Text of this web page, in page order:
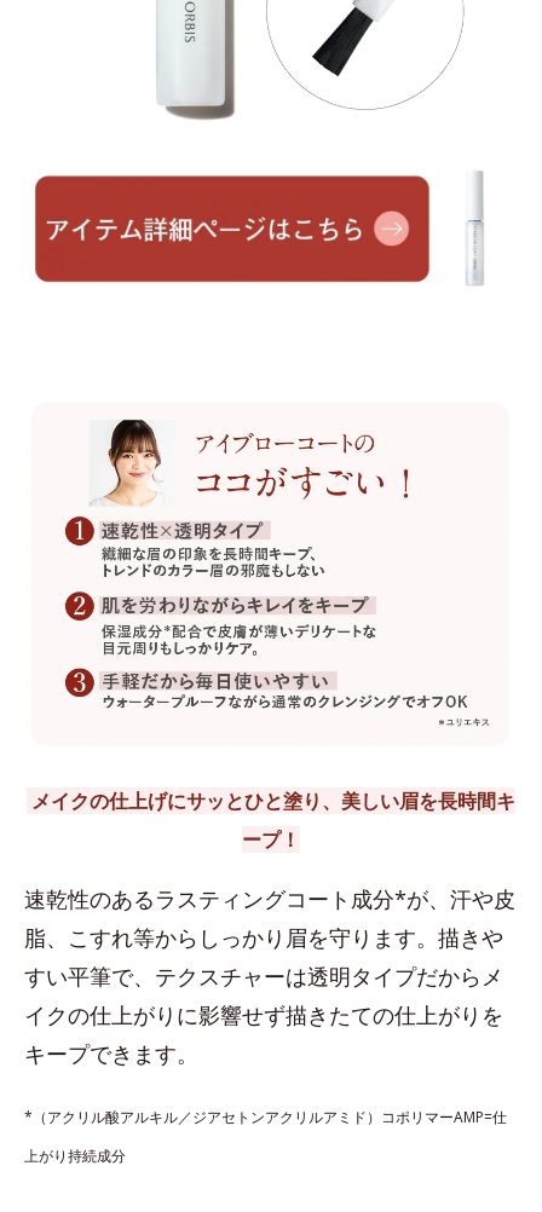
メイクの仕上げにサッとひと塗り、美しい眉を長時間キ
ープ！
速乾性のあるラスティングコート成分*が、汗や皮
脂、こすれ等からしっかり眉を守ります。描きや
すい平筆で、テクスチャーは透明タイプだからメ
イクの仕上がりに影響せず描きたての仕上がりを
キープできます。
*（アクリル酸アルキル／ジアセトンアクリルアミド）コポリマーAMP=仕
上がり持続成分